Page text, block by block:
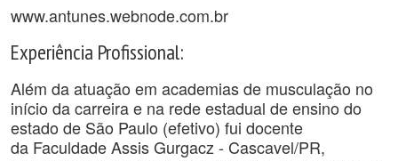
www.antunes.webnode.com.br
Experiência Profissional:
Além da atuação em academias de musculação no
início da carreira e na rede estadual de ensino do
estado de São Paulo (efetivo) fui docente
da Faculdade Assis Gurgacz - Cascavel/PR,